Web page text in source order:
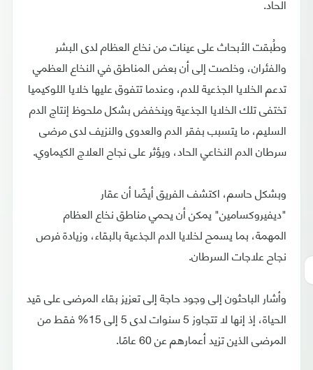
وطُبقت الأبحاث على عينات من نخاع العظام لدى البشر
والفئران، وخلصت إلى أن بعض المناطق في النخاع العظمي
تدعم الخلايا الجذعية للدم، وعندما تتفوق عليها خلايا اللوكيميا
تختفى تلك الخلايا الجذعية وينخفض بشكل ملحوظ إنتاج الدم
السليم، ما يتسبب بفقر الدم والعدوى والنزيف لدى مرضى
سرطان الدم النخاعي الحاد، ويؤثر على نجاح العلاج الكيماوي.
وبشكل حاسم، اكتشف الفريق أيضًا أن عقار
"ديفيروكسامين" يمكن أن يحمي مناطق نخاع العظام
المهمة، بما يسمح لخلايا الدم الجذعية بالبقاء، وزيادة فرص
نجاح علاجات السرطان.
وأشار الباحثون إلى وجود حاجة إلى تعزيز بقاء المرضى على قيد
الحياة، إذ إنها لا تتجاوز 5 سنوات لدى 5 إلى 15% فقط من
المرضى الذين تزيد أعمارهم عن 60 عامًا.